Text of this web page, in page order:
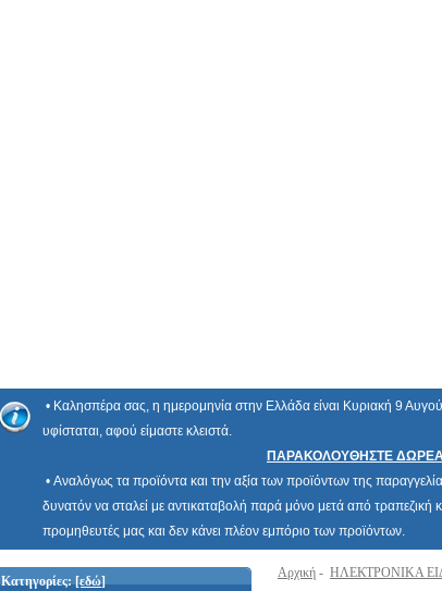
• Καλησπέρα σας, η ημερομηνία στην Ελλάδα είναι Κυριακή 9
υφίσταται, αφού είμαστε κλειστά.
ΠΑΡΑΚΟΛΟΥΘΗΣΤΕ
• Αναλόγως τα προϊόντα και την αξία των προϊόντων της
δυνατόν να σταλεί με αντικαταβολή παρά μόνο μετά από
προμηθευτές μας και δεν κάνει πλέον εμπόριο των προϊόντων.
Κατηγορίες:[εδώ]
Αρχική - ΗΛΕΚΤΡΟΝΙΚΑ